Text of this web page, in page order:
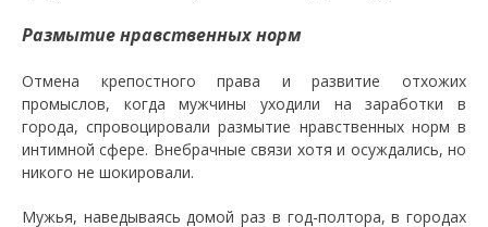
Размытие нравственных норм
Отмена крепостного права и развитие отхожих
промыслов, когда мужчины уходили на заработки в
города, спровоцировали размытие нравственных норм в
интимной сфере. Внебрачные связи хотя и осуждались, но
никого не шокировали.
Мужья, наведываясь домой раз в год-полтора, в городах